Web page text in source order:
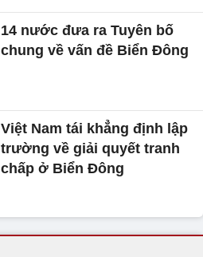
14 nước đưa ra Tuyên bố
chung về vấn đề Biển Đông
Việt Nam tái khẳng định lập
trường về giải quyết tranh
chấp ở Biển Đông